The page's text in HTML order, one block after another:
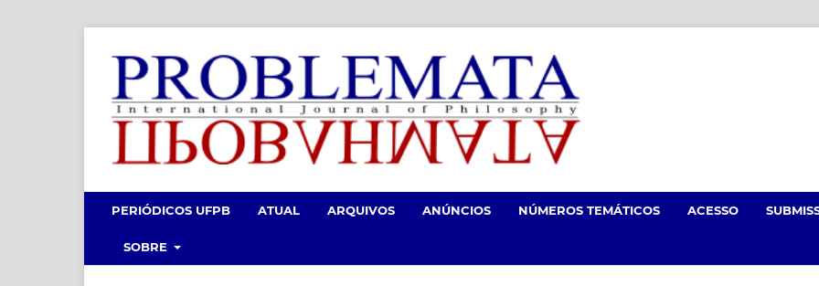
PERIÓDICOS UFPB ATUAL ARQUIVOS ANÚNCIOS NÚMEROS TEMÁTICOS ACESSO
SOBRE